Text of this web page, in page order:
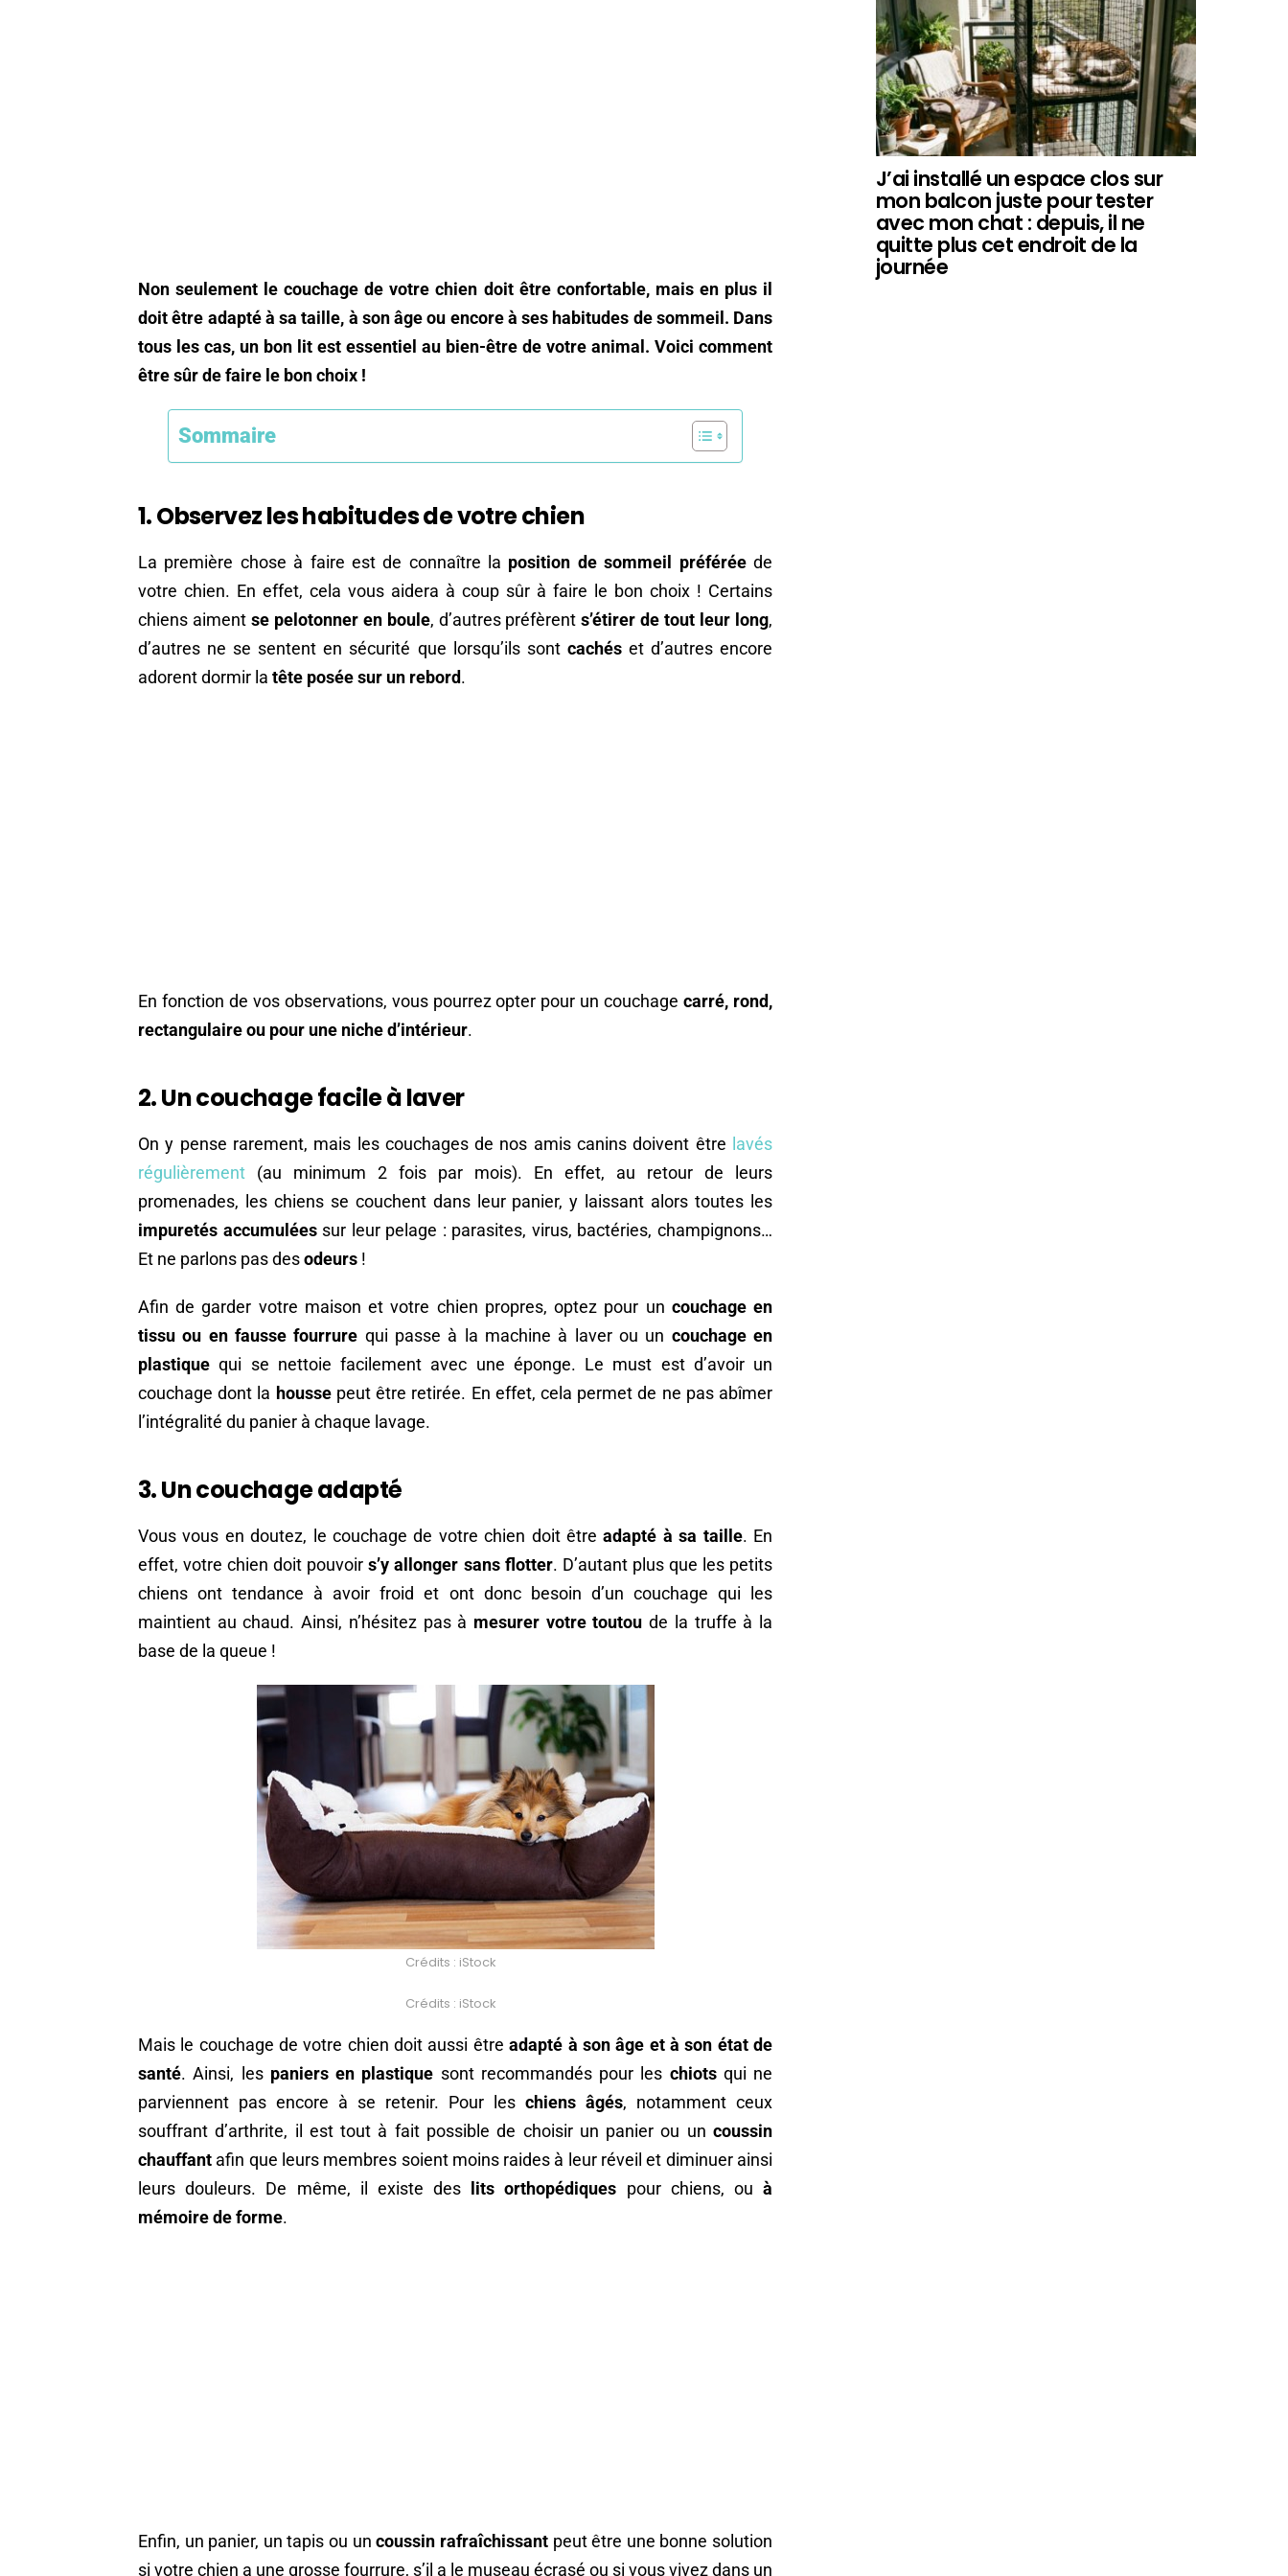
Non seulement le couchage de votre chien doit être confortable, mais en plus il
doit être adapté à sa taille, à son âge ou encore à ses habitudes de sommeil. Dans
tous les cas, un bon lit est essentiel au bien-être de votre animal. Voici comment
être sûr de faire le bon choix !
Sommaire
1. Observez les habitudes de votre chien
La première chose à faire est de connaître la position de sommeil préféréede
votre chien. En effet, cela vous aidera à coup sûr à faire le bon choix ! Certains
chiens aiment se pelotonner en boule, d’autres préfèrents’étirer de tout leur long,
d’autres ne se sentent en sécurité que lorsqu’ils sont cachéset d’autres encore
adorent dormir la tête posée sur un rebord.
En fonction de vos observations, vous pourrez opter pour un couchagecarré, rond,
rectangulaire ou pour une niche d’intérieur.
2. Un couchage facile à laver
On y pense rarement, mais les couchages de nos amis canins doivent être lavés
régulièrement (au minimum 2 fois par mois). En effet, au retour de leurs
promenades, les chiens se couchent dans leur panier, y laissant alors toutes les
impuretés accumuléessur leur pelage : parasites, virus, bactéries, champignons…
Et ne parlons pas desodeurs !
Afin de garder votre maison et votre chien propres, optez pour un couchage en
tissu ou en fausse fourrure qui passe à la machine à laver ou un couchage en
plastique qui se nettoie facilement avec une éponge. Le must est d’avoir un
couchage dont la houssepeut être retirée. En effet, cela permet de ne pas abîmer
l’intégralité du panier à chaque lavage.
3. Un couchage adapté
Vous vous en doutez, le couchage de votre chien doit êtreadapté à sa taille. En
effet, votre chien doit pouvoirs’y allonger sans flotter. D’autant plus que les petits
chiens ont tendance à avoir froid et ont donc besoin d’un couchage qui les
maintient au chaud. Ainsi, n’hésitez pas à mesurer votre toutou de la truffe à la
base de la queue !
Crédits : iStock
Crédits : iStock
Mais le couchage de votre chien doit aussi êtreadapté à son âge et à son état de
santé. Ainsi, les paniers en plastique sont recommandés pour les chiotsqui ne
parviennent pas encore à se retenir. Pour les chiens âgés, notamment ceux
souffrant d’arthrite, il est tout à fait possible de choisir un panier ou un coussin
chauffant afin que leurs membres soient moins raides à leur réveil et diminuer ainsi
leurs douleurs. De même, il existe des lits orthopédiques pour chiens, ouà
mémoire de forme.
Enfin, un panier, un tapis ou uncoussin rafraîchissantpeut être une bonne solution
si votre chien a une grosse fourrure, s’il a le museau écrasé ou si vous vivez dans un
J’ai installé un espace clos sur
mon balcon juste pour tester
avec mon chat : depuis, il ne
quitte plus cet endroit de la
journée